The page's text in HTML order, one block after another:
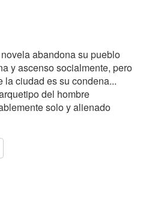
abandona su pueblo
y ascenso socialmente, pero
la ciudad es su condena...
del hombre
solo y alienado